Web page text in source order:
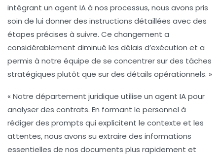
intégrant un agent IA à nos processus, nous avons pris
soin de lui donner des instructions détaillées avec des
étapes précises à suivre. Ce changement a
considérablement diminué les délais d’exécution et a
permis à notre équipe de se concentrer sur des tâches
stratégiques plutôt que sur des détails opérationnels. »
« Notre département juridique utilise un agent IA pour
analyser des contrats. En formant le personnel à
rédiger des prompts qui explicitent le contexte et les
attentes, nous avons su extraire des informations
essentielles de nos documents plus rapidement et